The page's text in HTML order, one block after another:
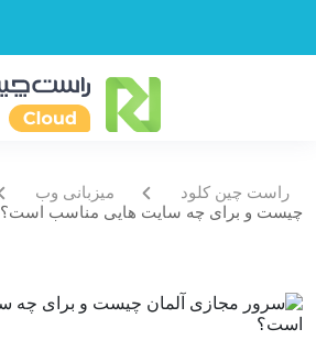
راست چین کلود میزبانی وب
چیست و برای چه سایت‌ هایی مناسب است؟